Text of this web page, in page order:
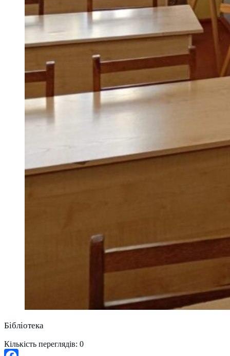
Бібліотека
Кількість переглядів: 0